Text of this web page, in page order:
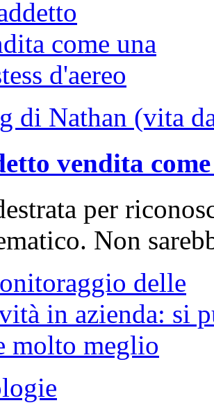
di Nathan (vita
vendita
per
Non